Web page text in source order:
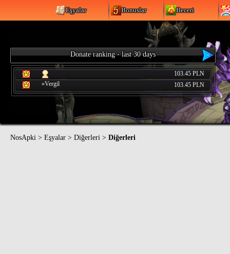
Eşyalar Bonuslar Beceri
Donate ranking - last 30 days
103.45 PLN
»Vergil
103.45 PLN
NosApki > Eşyalar > Diğerleri > Diğerleri